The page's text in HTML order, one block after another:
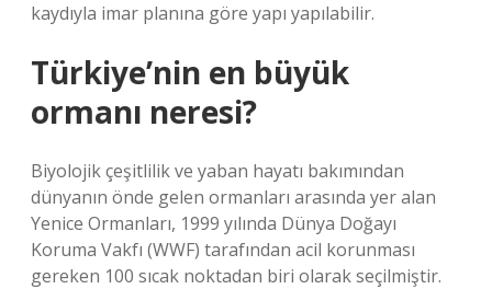
kaydıyla imar planına göre yapı yapılabilir.
Türkiye’nin en büyük
ormanı neresi?
Biyolojik çeşitlilik ve yaban hayatı bakımından
dünyanın önde gelen ormanları arasında yer alan
Yenice Ormanları, 1999 yılında Dünya Doğayı
Koruma Vakfı (WWF) tarafından acil korunması
gereken 100 sıcak noktadan biri olarak seçilmiştir.